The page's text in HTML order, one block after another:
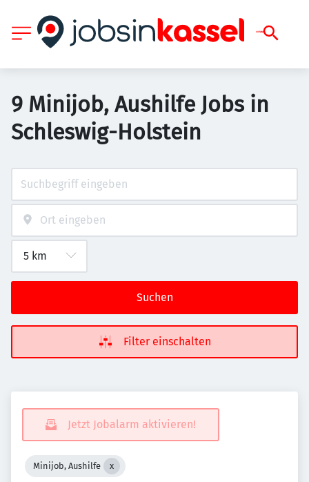
9 Minijob, Aushilfe Jobs in
Schleswig-Holstein
Suchen
Filter einschalten
Jetzt Jobalarm aktivieren!
Minijob, Aushilfe